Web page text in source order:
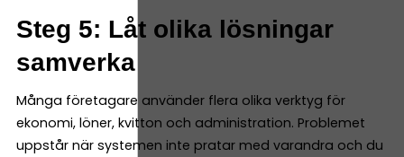
Steg 5: Låt olika lösningar
samverka
Många företagare använder flera olika verktyg för
ekonomi, löner, kvitton och administration. Problemet
uppstår när systemen inte pratar med varandra och du